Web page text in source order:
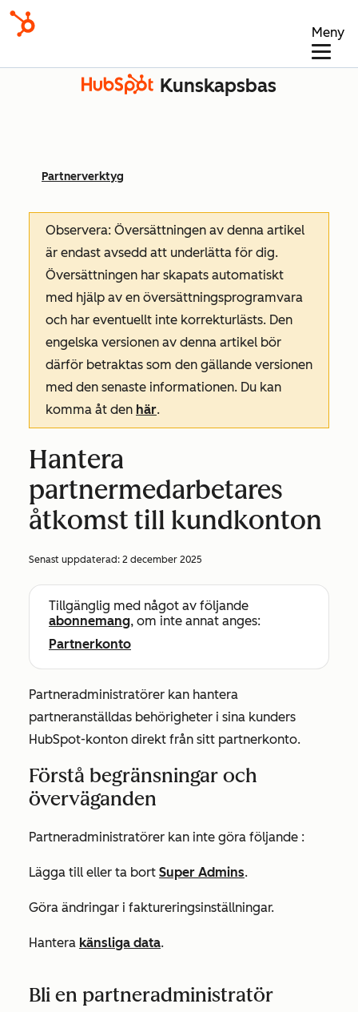
Meny
Kunskapsbas
Partnerverktyg
Observera: Översättningen av denna artikel
är endast avsedd att underlätta för dig.
Översättningen har skapats automatiskt
med hjälp av en översättningsprogramvara
och har eventuellt inte korrekturlästs. Den
engelska versionen av denna artikel bör
därför betraktas som den gällande versionen
med den senaste informationen. Du kan
komma åt den här.
Hantera
partnermedarbetares
åtkomst till kundkonton
Senast uppdaterad: 2 december 2025
Tillgänglig med något av följande
abonnemang, om inte annat anges:
Partnerkonto
Partneradministratörer kan hantera
partneranställdas behörigheter i sina kunders
HubSpot-konton direkt från sitt partnerkonto.
Förstå begränsningar och
överväganden
Partneradministratörer kan inte göra följande :
Lägga till eller ta bort Super Admins.
Göra ändringar i faktureringsinställningar.
Hantera känsliga data.
Bli en partneradministratör